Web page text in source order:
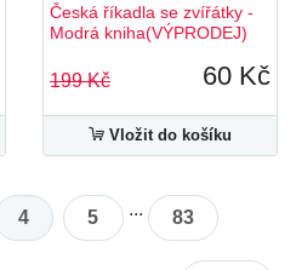
Česká říkadla se zvířátky -
Modrá kniha(VÝPRODEJ)
199 Kč 60 Kč
Vložit do košíku
4 5 ... 83